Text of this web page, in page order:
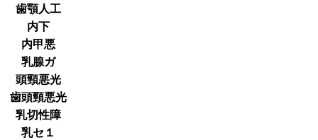
歯顎人工
内下
内甲悪
乳腺ガ
頭頸悪光
歯頭頸悪光
乳切性障
乳セ１